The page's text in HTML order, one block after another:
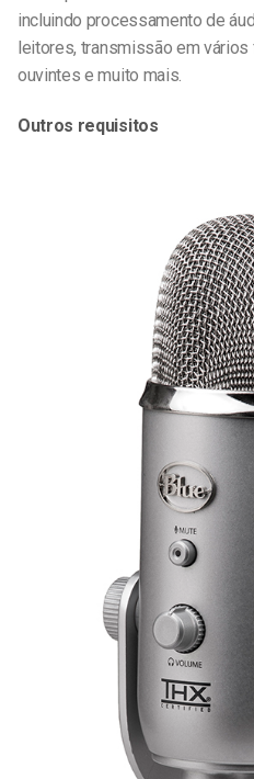
incluindo processamento de
leitores, transmissão em
ouvintes e muito mais.
Outros requisitos